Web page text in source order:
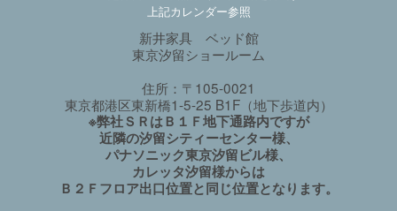
上記カレンダー参照
新井家具 ベッド館
東京汐留ショールーム
住所：〒105-0021
東京都港区東新橋1-5-25 B1F（地下歩道内）
※弊社ＳＲはＢ１Ｆ地下通路内ですが
近隣の汐留シティーセンター様、
パナソニック東京汐留ビル様、
カレッタ汐留様からは
Ｂ２Ｆフロア出口位置と同じ位置となります。